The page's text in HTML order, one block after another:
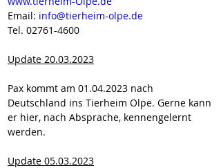
Email: info@tierheim-olpe.de
Tel. 02761-4600
Update 20.03.2023
Pax kommt am 01.04.2023 nach
Deutschland ins Tierheim Olpe. Gerne kann
er hier, nach Absprache, kennengelernt
werden.
Update 05.03.2023